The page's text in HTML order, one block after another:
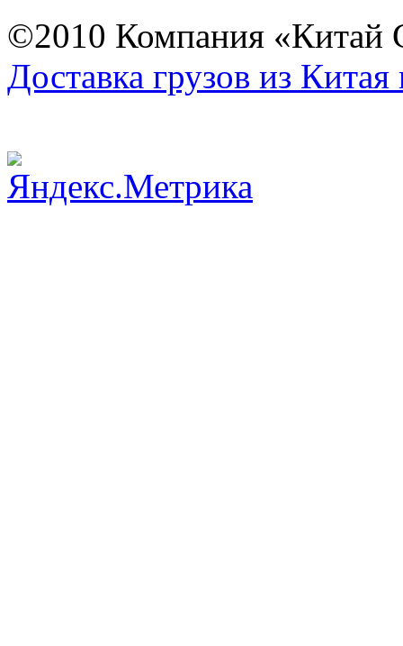
©2010 Компания «Китай
Доставка грузов из